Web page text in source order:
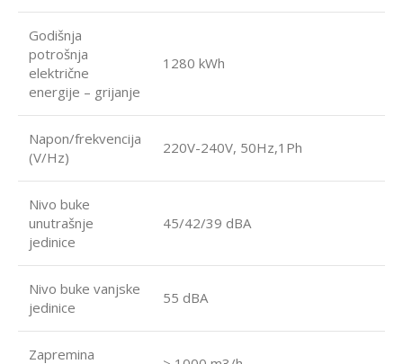
Godišnja
potrošnja
električne
energije – grijanje
1280 kWh
Napon/frekvencija
(V/Hz)
220V-240V, 50Hz,1Ph
Nivo buke
unutrašnje
jedinice
45/42/39 dBA
Nivo buke vanjske
jedinice
55 dBA
Zapremina